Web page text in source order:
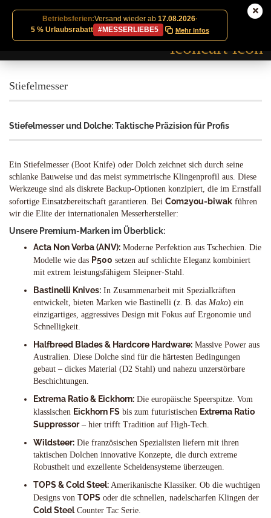
Betriebsferien:Versand wieder ab 17.08.2026·
5 % Urlaubsrabatt
#MESSERLIEBE5 Mehr Infos
Stiefelmesser
Stiefelmesser und Dolche: Taktische Präzision für Profis
Ein Stiefelmesser (Boot Knife) oder Dolch zeichnet sich durch seine
schlanke Bauweise und das meist symmetrische Klingenprofil aus. Diese
Werkzeuge sind als diskrete Backup-Optionen konzipiert, die im Ernstfall
sofortige Einsatzbereitschaft garantieren. Bei Com2you-biwak führen
wir die Elite der internationalen Messerhersteller:
Unsere Premium-Marken im Überblick:
Acta Non Verba (ANV): Moderne Perfektion aus Tschechien. Die
Modelle wie das P500 setzen auf schlichte Eleganz kombiniert
mit extrem leistungsfähigem Sleipner-Stahl.
Bastinelli Knives: In Zusammenarbeit mit Spezialkräften
entwickelt, bieten Marken wie Bastinelli (z. B. das Mako) ein
einzigartiges, aggressives Design mit Fokus auf Ergonomie und
Schnelligkeit.
Halfbreed Blades & Hardcore Hardware: Massive Power aus
Australien. Diese Dolche sind für die härtesten Bedingungen
gebaut – dickes Material (D2 Stahl) und nahezu unzerstörbare
Beschichtungen.
Extrema Ratio & Eickhorn: Die europäische Speerspitze. Vom
klassischen Eickhorn FS bis zum futuristischen Extrema Ratio
Suppressor– hier trifft Tradition auf High-Tech.
Wildsteer: Die französischen Spezialisten liefern mit ihren
taktischen Dolchen innovative Konzepte, die durch extreme
Robustheit und exzellente Scheidensysteme überzeugen.
TOPS & Cold Steel: Amerikanische Klassiker. Ob die wuchtigen
Designs von TOPS oder die schnellen, nadelscharfen Klingen der
Cold SteelCounter Tac Serie.